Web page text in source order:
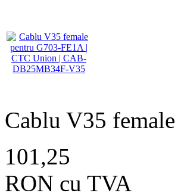
Cablu V35
101,25
RON cu TVA